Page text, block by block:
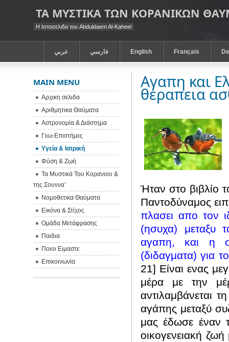
ΤΑ ΜΥΣΤΙΚΑ ΤΩΝ ΚΟΡΑΝΙΚΩΝ
Η Ιστοσελιδα του Abduldaem Al-Kaheel
عربي فارسي English Français
Αγαπη και
θεραπεια
Ήταν στο βιβλίο
Παντοδύναμος
πλασει απο τον
(ησυχα) μεταξυ
αγαπη, και η
(διδαγματα) για
21] Είναι ενας
μέρα με την
αντιλαμβάνεται
αγάπης μεταξύ
μας έδωσε έναν
οικογενειακή
MAIN MENU
Αρχικη σελιδα
Αριθμητικα Θαύματα
Αστρονομία & Διάστημα
Γεω-Eπιστήμες
Υγεία & Ιατρική
Φύση & Ζωή
Τα Μυστικά Του Κορανιου &
της Σουννα’
Νομοθετικα Θαύματα
Εικόνα & Στίχος
Ομάδα Μετάφρασης
Παιδια
Ποιοι Ειμαστε
Επικοινωνία